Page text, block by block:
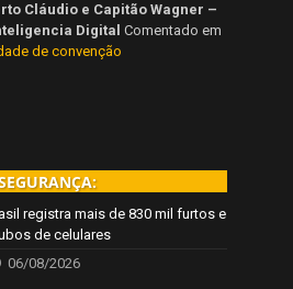
Cláudio e Capitão Wagner –
Digital Comentado em
de convenção
registra mais de 830 mil furtos e
de celulares
06/08/2026